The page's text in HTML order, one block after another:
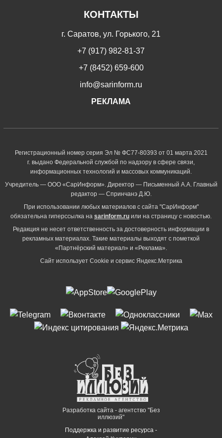
КОНТАКТЫ
г. Саратов, ул. Горького, 21
+7 (917) 982-81-37
+7 (8452) 659-600
info@sarinform.ru
РЕКЛАМА
Регистрационный номер серия Эл № ФС77-80393 от 01 марта 2021
г. выдано Федеральной службой по надзору в сфере связи,
информационных технологий и массовых коммуникаций.
Учредитель — ООО «СарИнформ». Директор — Письменный А.А. Главный
редактор — Спринчанэ Д.Ю.
При использовании любых материалов с сайта "СарИнформ"
обязательна гиперссылка на sarinform.ru или на страницу с новостью.
Редакция не несет ответственность за достоверность информации в
рекламных материалах. Такие материалы выходят с пометкой
«Партнёрский материал» и «Реклама».
Сайт использует Cookie и сервиc Яндекс.Метрика
Разработка сайта - агентство "Без
иллюзий"
Поддержка и развитие ресурса -